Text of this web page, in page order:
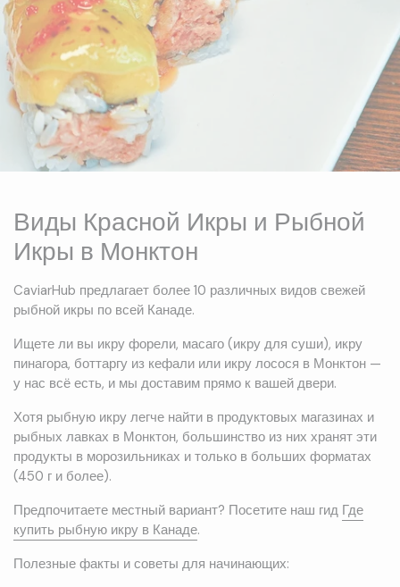
Виды Красной Икры и Рыбной
Икры в Монктон
CaviarHub предлагает более 10 различных видов свежей
рыбной икры по всей Канаде.
Ищете ли вы икру форели, масаго (икру для суши), икру
пинагора, боттаргу из кефали или икру лосося в Монктон —
у нас всё есть, и мы доставим прямо к вашей двери.
Хотя рыбную икру легче найти в продуктовых магазинах и
рыбных лавках в Монктон, большинство из них хранят эти
продукты в морозильниках и только в больших форматах
(450 г и более).
Предпочитаете местный вариант? Посетите наш гид Где
купить рыбную икру в Канаде.
Полезные факты и советы для начинающих: